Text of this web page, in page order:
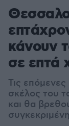
κάνουν
σε επτά
Τις
σκέλος του
και θα